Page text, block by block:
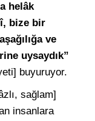
helâk
bize bir
ve
uysaydık”
buyuruyor.
sağlam]
insanlara